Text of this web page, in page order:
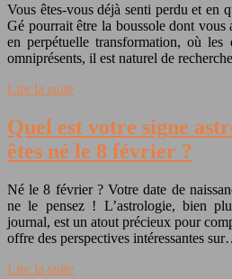
Vous êtes-vous déjà senti perdu et en
Gé pourrait être la boussole dont vous
en perpétuelle transformation, où
omniprésents, il est naturel de
Lire la suite
Quel est votre signe
êtes né le 8 février ?
Né le 8 février ? Votre date de
ne le pensez ! L’astrologie, bien
journal, est un atout précieux pour
offre des perspectives intéressantes
Lire la suite